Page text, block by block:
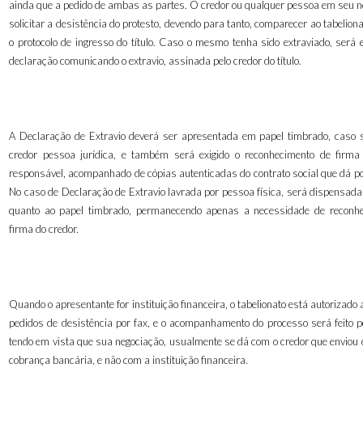
ainda que a pedido de ambas as partes. O credor ou qualquer pessoa em seu
solicitar a desistência do protesto, devendo para tanto, comparecer ao
o protocolo de ingresso do título. Caso o mesmo tenha sido extraviado, será
declaração comunicando o extravio, assinada pelo credor do título.
A Declaração de Extravio deverá ser apresentada em papel timbrado, caso
credor pessoa jurídica, e também será exigido o reconhecimento de
responsável, acompanhado de cópias autenticadas do contrato social que dá
No caso de Declaração de Extravio lavrada por pessoa física, será
quanto ao papel timbrado, permanecendo apenas a necessidade de
firma do credor.
Quando o apresentante for instituição financeira, o tabelionato está autorizado
pedidos de desistência por fax, e o acompanhamento do processo será feito
tendo em vista que sua negociação, usualmente se dá com o credor que enviou
cobrança bancária, e não com a instituição financeira.